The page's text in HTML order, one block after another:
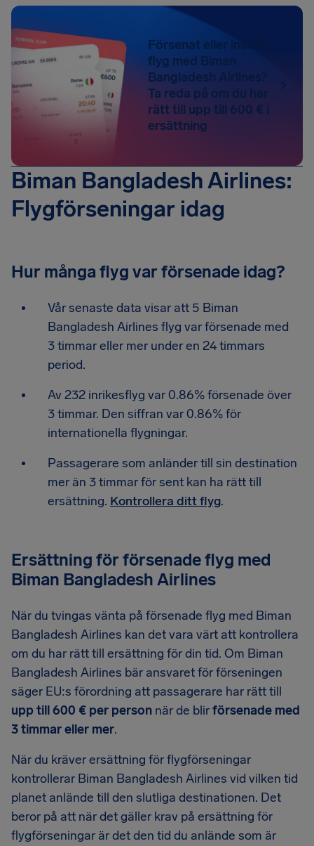
Försenat eller inställt
flyg med Biman
Bangladesh Airlines?
Ta reda på om du har
rätt till upp till 600 € i
ersättning
Biman Bangladesh Airlines:
Flygförseningar idag
Hur många flyg var försenade idag?
Vår senaste data visar att 5 Biman
Bangladesh Airlines flyg var försenade med
3 timmar eller mer under en 24 timmars
period.
Av 232 inrikesflyg var 0.86% försenade över
3 timmar. Den siffran var 0.86% för
internationella flygningar.
Passagerare som anländer till sin destination
mer än 3 timmar för sent kan ha rätt till
ersättning. Kontrollera ditt flyg.
Ersättning för försenade flyg med
Biman Bangladesh Airlines
När du tvingas vänta på försenade flyg med Biman
Bangladesh Airlines kan det vara värt att kontrollera
om du har rätt till ersättning för din tid. Om Biman
Bangladesh Airlines bär ansvaret för förseningen
säger EU:s förordning att passagerare har rätt till
upp till 600 € per person när de blirförsenade med
3 timmar eller mer.
När du kräver ersättning för flygförseningar
kontrollerar Biman Bangladesh Airlines vid vilken tid
planet anlände till den slutliga destinationen. Det
beror på att när det gäller krav på ersättning för
flygförseningar är det den tid du anlände som är